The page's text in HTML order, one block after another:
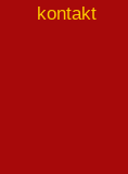
kontakt